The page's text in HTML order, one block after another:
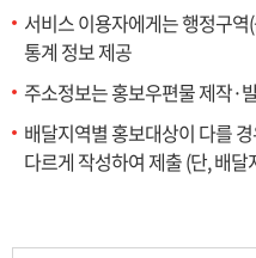
서비스 이용자에게는 행정구
통계 정보 제공
주소정보는 홍보우편물 제작·
배달지역별 홍보대상이 다를
다르게 작성하여 제출(단, 배달